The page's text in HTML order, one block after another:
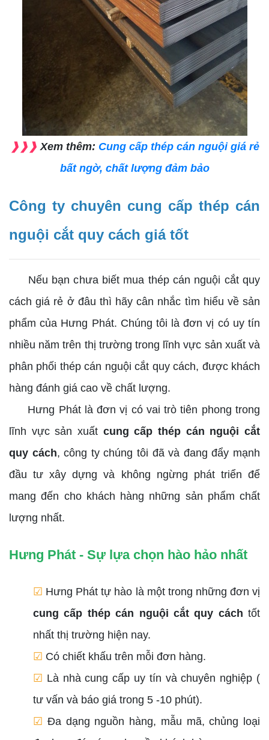
❱❱❱ Xem thêm: Cung cấp thép cán nguội giá rẻ
bất ngờ, chất lượng đảm bảo
Công ty chuyên cung cấp thép cán
nguội cắt quy cách giá tốt
Nếu bạn chưa biết mua thép cán nguội cắt quy
cách giá rẻ ở đâu thì hãy cân nhắc tìm hiểu về sản
phẩm của Hưng Phát. Chúng tôi là đơn vị có uy tín
nhiều năm trên thị trường trong lĩnh vực sản xuất và
phân phối thép cán nguội cắt quy cách, được khách
hàng đánh giá cao về chất lượng.
Hưng Phát là đơn vị có vai trò tiên phong trong
lĩnh vực sản xuất cung cấp thép cán nguội cắt
quy cách, công ty chúng tôi đã và đang đẩy mạnh
đầu tư xây dựng và không ngừng phát triển để
mang đến cho khách hàng những sản phẩm chất
lượng nhất.
Hưng Phát - Sự lựa chọn hào hảo nhất
☑ Hưng Phát tự hào là một trong những đơn vị
cung cấp thép cán nguội cắt quy cách tốt
nhất thị trường hiện nay.
☑ Có chiết khấu trên mỗi đơn hàng.
☑ Là nhà cung cấp uy tín và chuyên nghiệp (
tư vấn và báo giá trong 5 -10 phút).
☑ Đa dạng nguồn hàng, mẫu mã, chủng loại